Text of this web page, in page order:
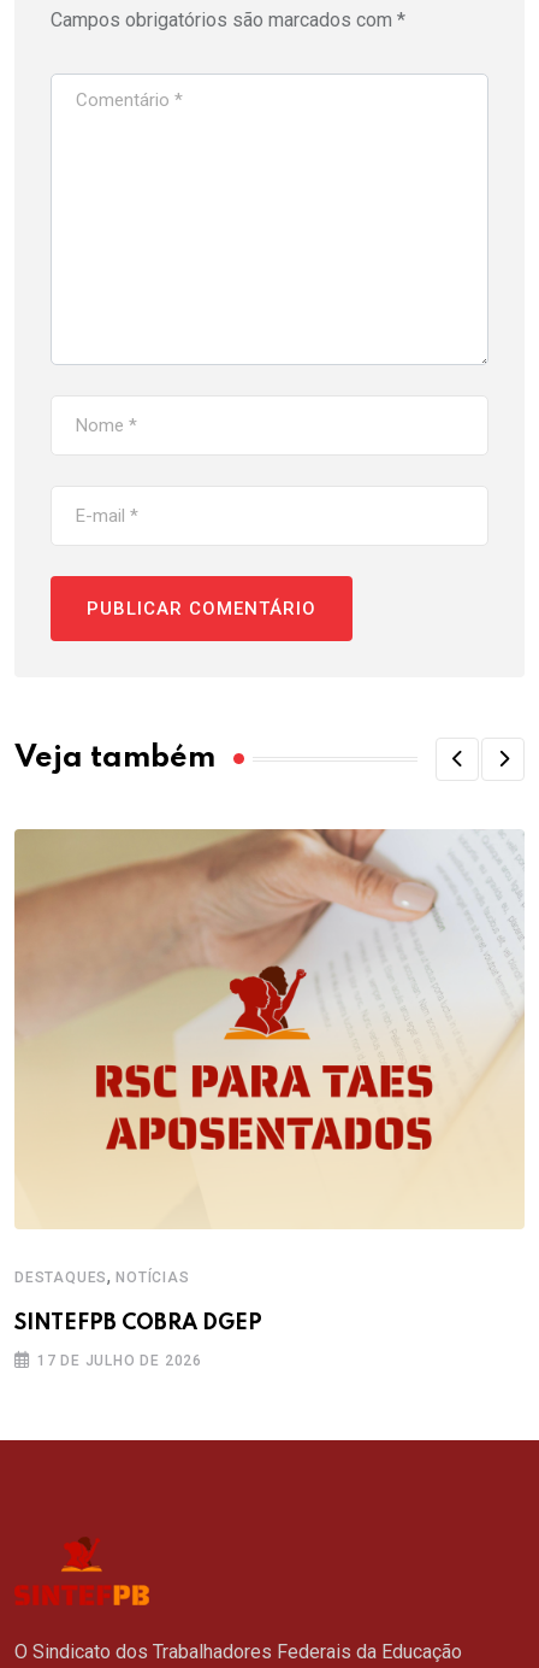
Campos obrigatórios são marcados com *
Veja também
DESTAQUES,NOTÍCIAS
SINTEFPB COBRA DGEP
17 DE JULHO DE 2026
O Sindicato dos Trabalhadores Federais da Educação